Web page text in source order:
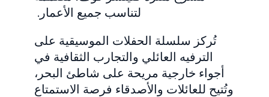
لتناسب جميع الأعمار.
تُركز سلسلة الحفلات الموسيقية على
الترفيه العائلي والتجارب الثقافية في
أجواء خارجية مريحة على شاطئ البحر،
وتُتيح للعائلات والأصدقاء فرصة الاستمتاع